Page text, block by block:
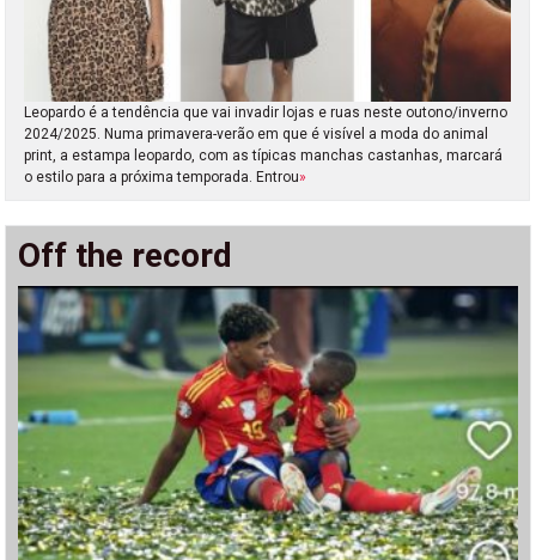
Leopardo é a tendência que vai invadir lojas e ruas neste outono/inverno
2024/2025. Numa primavera-verão em que é visível a moda do animal
print, a estampa leopardo, com as típicas manchas castanhas, marcará
o estilo para a próxima temporada. Entrou»
Off the record